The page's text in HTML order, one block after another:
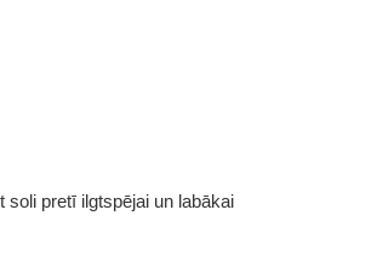
pretī ilgtspējai un labākai